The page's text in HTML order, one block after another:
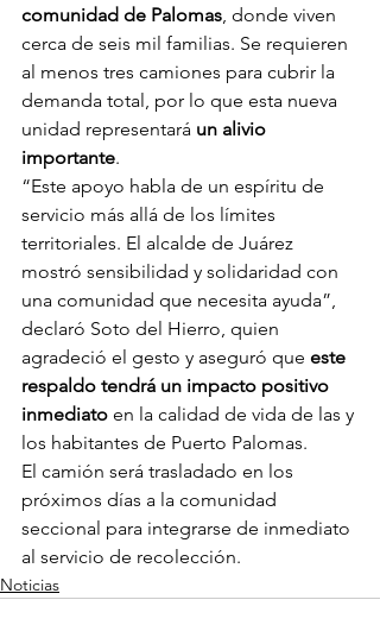
comunidad de Palomas, donde viven
cerca de seis mil familias. Se requieren
al menos tres camiones para cubrir la
demanda total, por lo que esta nueva
unidad representará un alivio
importante.
“Este apoyo habla de un espíritu de
servicio más allá de los límites
territoriales. El alcalde de Juárez
mostró sensibilidad y solidaridad con
una comunidad que necesita ayuda”,
declaró Soto del Hierro, quien
agradeció el gesto y aseguró que este
respaldo tendrá un impacto positivo
inmediato en la calidad de vida de las y
los habitantes de Puerto Palomas.
El camión será trasladado en los
próximos días a la comunidad
seccional para integrarse de inmediato
al servicio de recolección.
Noticias